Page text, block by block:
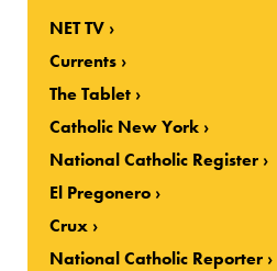
NET TV
Currents
The Tablet
Catholic New York
National Catholic Register
El Pregonero
Crux
National Catholic Reporter